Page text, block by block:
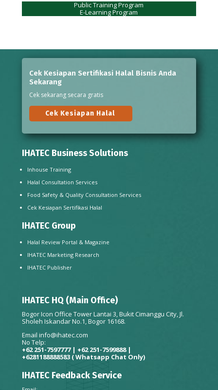
Public Training Program
E-Learning Program
Cek Kesiapan Sertifikasi Halal Bisnis Anda
Sekarang
Cek sekarang secara gratis
Cek Kesiapan Halal
IHATEC Business Solutions
Inhouse Training
Halal Consultation Services
Food Safety & Quality Consultation Services
Cek Kesiapan Sertifikasi Halal
IHATEC Group
Halal Review Portal & Magazine
IHATEC Marketing Research
IHATEC Publisher
IHATEC HQ (Main Office)
Bogor Icon Office Tower Lantai 3, Bukit Cimanggu City, Jl.
Sholeh Iskandar No.1, Bogor 16168.
Email info@ihatec.com
No Telp:
+62 251-7597777 | +62 251-7599888 |
+6281188888583 ( Whatsapp Chat Only)
IHATEC Feedback Service